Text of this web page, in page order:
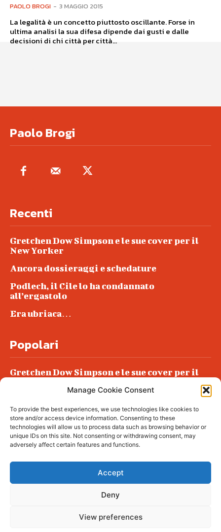
Manage Cookie Consent
To provide the best experiences, we use technologies like cookies to
store and/or access device information. Consenting to these
technologies will allow us to process data such as browsing behavior or
unique IDs on this site. Not consenting or withdrawing consent, may
adversely affect certain features and functions.
Accept
Deny
View preferences
PAOLO BROGI - 3 MAGGIO 2015
La legalità è un concetto piuttosto oscillante. Forse in
ultima analisi la sua difesa dipende dai gusti e dalle
decisioni di chi città per città...
Paolo Brogi
Recenti
Gretchen Dow Simpson e le sue cover per il
New Yorker
Ancora dossieraggi e schedature
Podlech, il Cile lo ha condannato
all’ergastolo
Era ubriaca…
Popolari
Gretchen Dow Simpson e le sue cover per il
Podlech, il Cile lo ha condannato
all’ergastolo
Era ubriaca…
© tagDiv - All rights reserved. Made with
complete News Portal about living, lifestyle,
fashion and wellness. Take your time and